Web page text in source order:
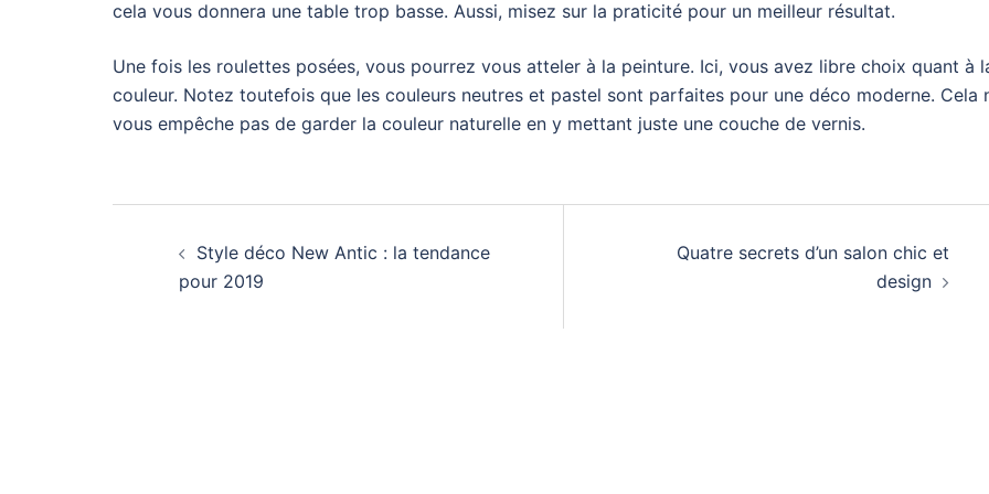
cela vous donnera une table trop basse. Aussi, misez sur la praticité pour un meilleur résultat.
Une fois les roulettes posées, vous pourrez vous atteler à la peinture. Ici, vous avez libre choix quant à
couleur. Notez toutefois que les couleurs neutres et pastel sont parfaites pour une déco moderne. Cela
vous empêche pas de garder la couleur naturelle en y mettant juste une couche de vernis.
Navigation
d’article
Style déco New Antic : la tendance
pour 2019
Quatre secrets d’un salon chic et
design